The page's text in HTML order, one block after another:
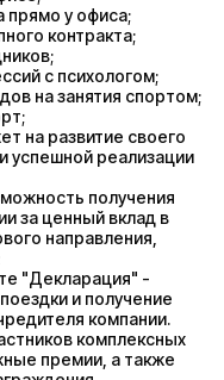
прямо у офиса;
контракта;
с психологом;
на занятия спортом;
на развитие своего
успешной реализации
получения
за ценный вклад в
направления,
"Декларация" -
и получение
компании.
комплексных
премии, а также